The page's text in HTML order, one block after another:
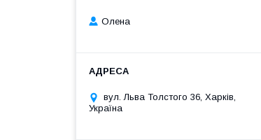
Олена
вул. Льва Толстого 36, Харків,
Україна